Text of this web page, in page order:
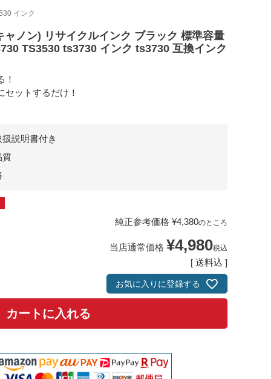
インク
ノン) リサイクルインク ブラック 標準容量
TS3530 ts3730 インク ts3730 互換インク
！
ットするだけ！
説明書付き
質
純正参考価格 ¥4,380のところ
当店通常価格 ¥4,980税込
送料込
お気に入りに登録する
カートに入れる